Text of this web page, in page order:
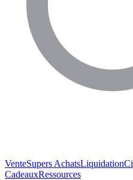
VenteSupers AchatsLiquidation
CadeauxRessources